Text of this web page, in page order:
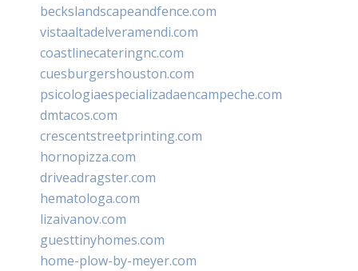
beckslandscapeandfence.com
vistaaltadelveramendi.com
coastlinecateringnc.com
cuesburgershouston.com
psicologiaespecializadaencampeche.com
dmtacos.com
crescentstreetprinting.com
hornopizza.com
driveadragster.com
hematologa.com
lizaivanov.com
guesttinyhomes.com
home-plow-by-meyer.com